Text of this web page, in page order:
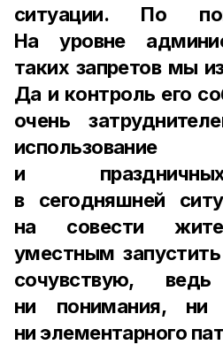
ситуации. По
На уровне
таких запретов мы
Да и контроль его
очень
использование
и
в сегодняшней
на совести
уместным
сочувствую,
ни понимания, ни
ни элементарного